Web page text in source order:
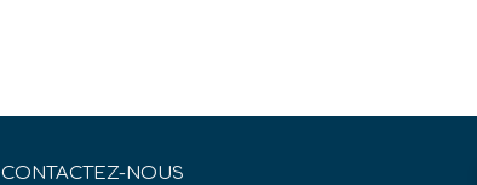
CONTACTEZ-NOUS